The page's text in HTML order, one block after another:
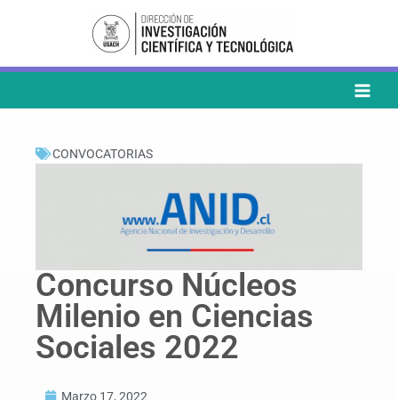
CONVOCATORIAS
Concurso Núcleos
Milenio en Ciencias
Sociales 2022
Marzo 17, 2022